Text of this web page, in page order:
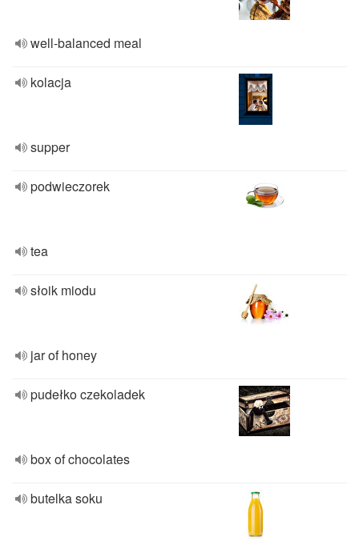
well-balanced meal
kolacja
supper
podwieczorek
tea
słoik miodu
jar of honey
pudełko czekoladek
box of chocolates
butelka soku